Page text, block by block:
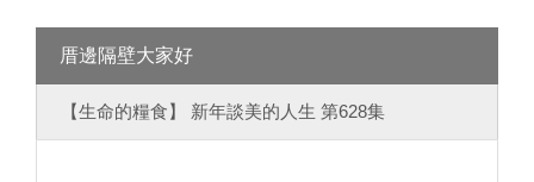
厝邊隔壁大家好
【生命的糧食】 新年談美的人生 第628集